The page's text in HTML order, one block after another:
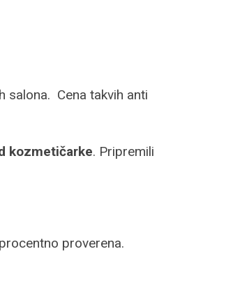
salona. Cena takvih anti
kozmetičarke. Pripremili
proverena.